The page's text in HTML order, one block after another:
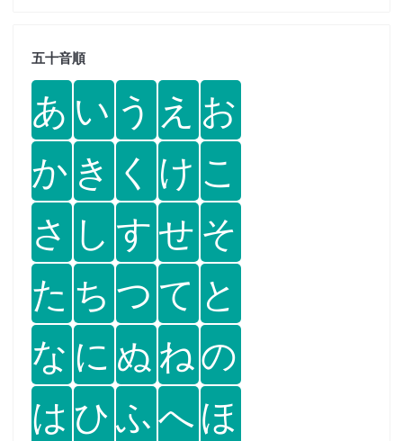
五十音順
あ い う え お
か き く け こ
さ し すせ そ
た ち つ て と
な に ぬ ねの
は ひふへほ